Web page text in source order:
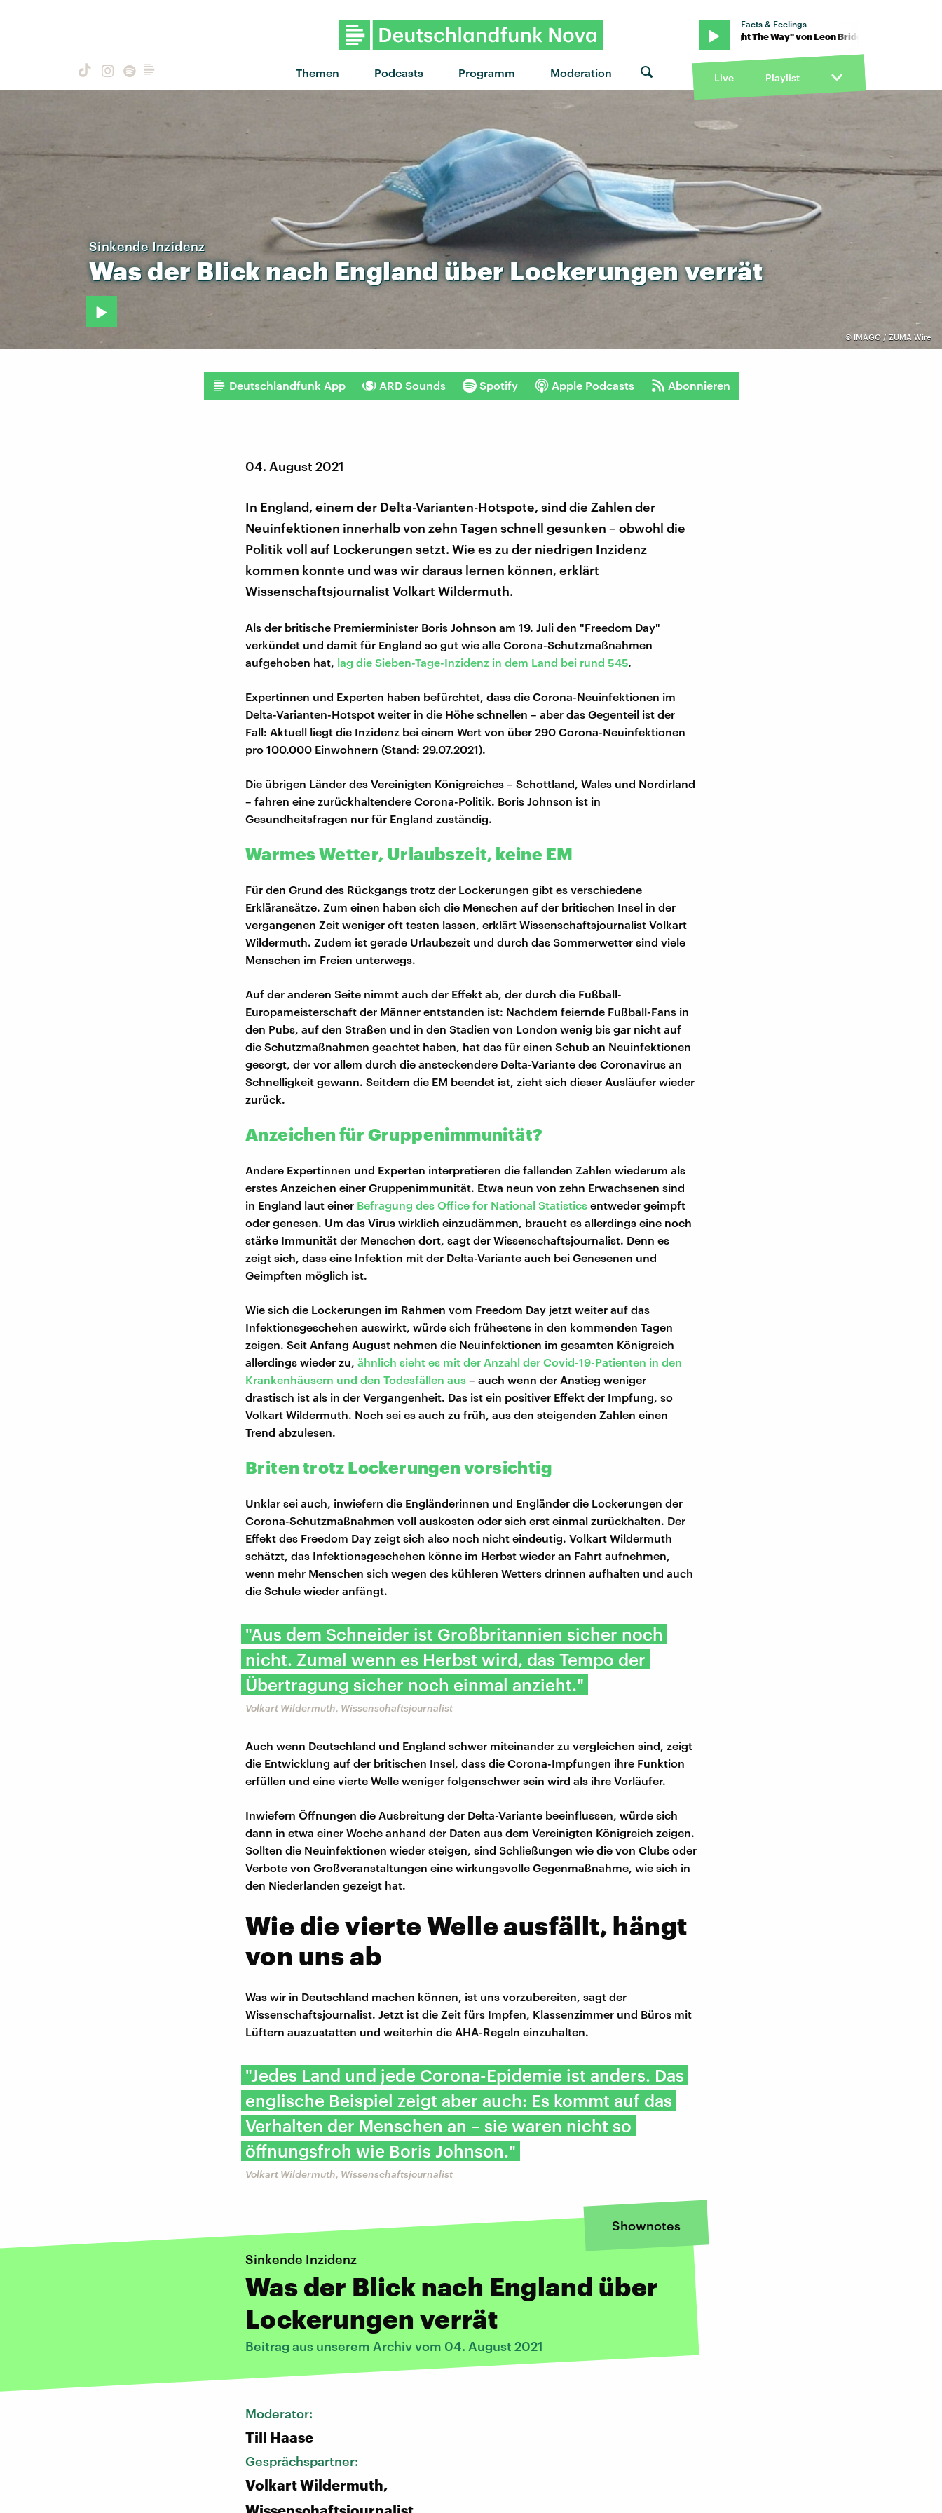
Themen Podcasts Programm Moderation
Facts & Feelings
"Light The Way" von Leon Bridges · "Light The Way" von Leon Bridges · "Light The Way" von
Live Playlist
© IMAGO / ZUMA Wire
Sinkende Inzidenz
WasderBlicknachEnglandüber Lockerungenverrät
Deutschlandfunk App ARD Sounds Spotify Apple Podcasts Abonnieren
04. August 2021
In England, einem der Delta-Varianten-Hotspote, sind die Zahlen der
Neuinfektionen innerhalb von zehn Tagen schnell gesunken – obwohl die
Politik voll auf Lockerungen setzt. Wie es zu der niedrigen Inzidenz
kommen konnte und was wir daraus lernen können, erklärt
Wissenschaftsjournalist Volkart Wildermuth.
Als der britische Premierminister Boris Johnson am 19. Juli den "Freedom Day"
verkündet und damit für England so gut wie alle Corona-Schutzmaßnahmen
aufgehoben hat, lag die Sieben-Tage-Inzidenz in dem Land bei rund 545.
Expertinnen und Experten haben befürchtet, dass die Corona-Neuinfektionen im
Delta-Varianten-Hotspot weiter in die Höhe schnellen – aber das Gegenteil ist der
Fall: Aktuell liegt die Inzidenz bei einem Wert von über 290 Corona-Neuinfektionen
pro 100.000 Einwohnern (Stand: 29.07.2021).
Die übrigen Länder des Vereinigten Königreiches – Schottland, Wales und Nordirland
– fahren eine zurückhaltendere Corona-Politik. Boris Johnson ist in
Gesundheitsfragen nur für England zuständig.
Warmes Wetter, Urlaubszeit, keine EM
Für den Grund des Rückgangs trotz der Lockerungen gibt es verschiedene
Erkläransätze. Zum einen haben sich die Menschen auf der britischen Insel in der
vergangenen Zeit weniger oft testen lassen, erklärt Wissenschaftsjournalist Volkart
Wildermuth. Zudem ist gerade Urlaubszeit und durch das Sommerwetter sind viele
Menschen im Freien unterwegs.
Auf der anderen Seite nimmt auch der Effekt ab, der durch die Fußball-
Europameisterschaft der Männer entstanden ist: Nachdem feiernde Fußball-Fans in
den Pubs, auf den Straßen und in den Stadien von London wenig bis gar nicht auf
die Schutzmaßnahmen geachtet haben, hat das für einen Schub an Neuinfektionen
gesorgt, der vor allem durch die ansteckendere Delta-Variante des Coronavirus an
Schnelligkeit gewann. Seitdem die EM beendet ist, zieht sich dieser Ausläufer wieder
zurück.
Anzeichen für Gruppenimmunität?
Andere Expertinnen und Experten interpretieren die fallenden Zahlen wiederum als
erstes Anzeichen einer Gruppenimmunität. Etwa neun von zehn Erwachsenen sind
in England laut einer Befragung des Office for National Statistics entweder geimpft
oder genesen. Um das Virus wirklich einzudämmen, braucht es allerdings eine noch
stärke Immunität der Menschen dort, sagt der Wissenschaftsjournalist. Denn es
zeigt sich, dass eine Infektion mit der Delta-Variante auch bei Genesenen und
Geimpften möglich ist.
Wie sich die Lockerungen im Rahmen vom Freedom Day jetzt weiter auf das
Infektionsgeschehen auswirkt, würde sich frühestens in den kommenden Tagen
zeigen. Seit Anfang August nehmen die Neuinfektionen im gesamten Königreich
allerdings wieder zu, ähnlich sieht es mit der Anzahl der Covid-19-Patienten in den
Krankenhäusern und den Todesfällen aus – auch wenn der Anstieg weniger
drastisch ist als in der Vergangenheit. Das ist ein positiver Effekt der Impfung, so
Volkart Wildermuth. Noch sei es auch zu früh, aus den steigenden Zahlen einen
Trend abzulesen.
Briten trotz Lockerungen vorsichtig
Unklar sei auch, inwiefern die Engländerinnen und Engländer die Lockerungen der
Corona-Schutzmaßnahmen voll auskosten oder sich erst einmal zurückhalten. Der
Effekt des Freedom Day zeigt sich also noch nicht eindeutig. Volkart Wildermuth
schätzt, das Infektionsgeschehen könne im Herbst wieder an Fahrt aufnehmen,
wenn mehr Menschen sich wegen des kühleren Wetters drinnen aufhalten und auch
die Schule wieder anfängt.
"Aus dem Schneider ist Großbritannien sicher noch
nicht. Zumal wenn es Herbst wird, das Tempo der
Übertragung sicher noch einmal anzieht."
Volkart Wildermuth, Wissenschaftsjournalist
Auch wenn Deutschland und England schwer miteinander zu vergleichen sind, zeigt
die Entwicklung auf der britischen Insel, dass die Corona-Impfungen ihre Funktion
erfüllen und eine vierte Welle weniger folgenschwer sein wird als ihre Vorläufer.
Inwiefern Öffnungen die Ausbreitung der Delta-Variante beeinflussen, würde sich
dann in etwa einer Woche anhand der Daten aus dem Vereinigten Königreich zeigen.
Sollten die Neuinfektionen wieder steigen, sind Schließungen wie die von Clubs oder
Verbote von Großveranstaltungen eine wirkungsvolle Gegenmaßnahme, wie sich in
den Niederlanden gezeigt hat.
Wie die vierte Welle ausfällt, hängt
von uns ab
Was wir in Deutschland machen können, ist uns vorzubereiten, sagt der
Wissenschaftsjournalist. Jetzt ist die Zeit fürs Impfen, Klassenzimmer und Büros mit
Lüftern auszustatten und weiterhin die AHA-Regeln einzuhalten.
"Jedes Land und jede Corona-Epidemie ist anders. Das
englische Beispiel zeigt aber auch: Es kommt auf das
Verhalten der Menschen an – sie waren nicht so
öffnungsfroh wie Boris Johnson."
Volkart Wildermuth, Wissenschaftsjournalist
Shownotes
Sinkende Inzidenz
Was der Blick nach England über
Lockerungen verrät
Beitrag aus unserem Archiv vom 04. August 2021
Moderator:
Till Haase
Gesprächspartner:
Volkart Wildermuth,